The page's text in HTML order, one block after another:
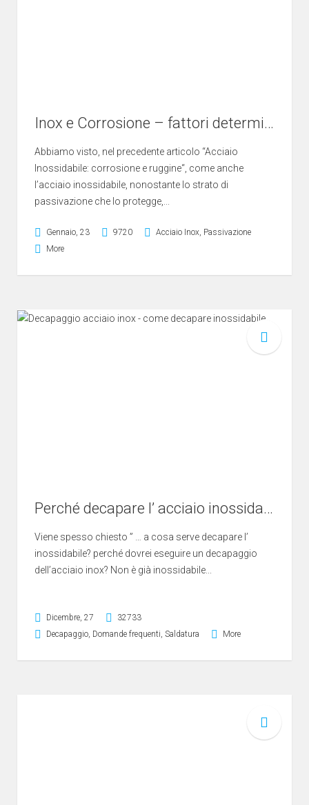
Inox e Corrosione – fattori determinanti
Abbiamo visto, nel precedente articolo “Acciaio
Inossidabile: corrosione e ruggine“, come anche
l’acciaio inossidabile, nonostante lo strato di
passivazione che lo protegge,...
Gennaio, 23 9720 Acciaio Inox Passivazione
More
Perché decapare l’ acciaio inossidabile ?
Viene spesso chiesto ” … a cosa serve decapare l’
inossidabile? perché dovrei eseguire un decapaggio
dell’acciaio inox? Non è già inossidabile...
Dicembre, 27
32733
Decapaggio Domande frequenti Saldatura More